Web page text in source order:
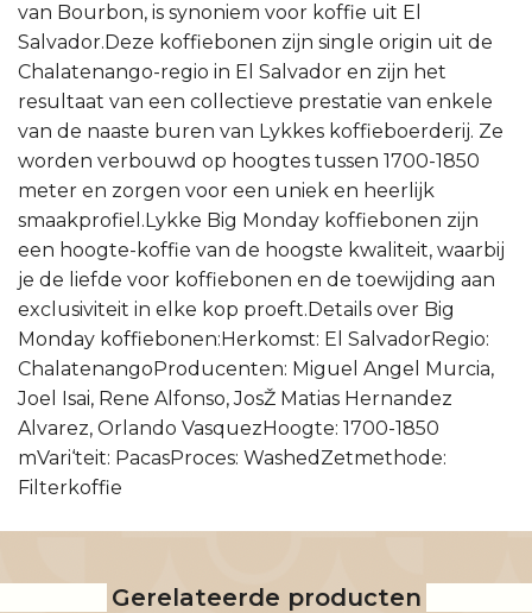
van Bourbon, is synoniem voor koffie uit El
Salvador.Deze koffiebonen zijn single origin uit de
Chalatenango-regio in El Salvador en zijn het
resultaat van een collectieve prestatie van enkele
van de naaste buren van Lykkes koffieboerderij. Ze
worden verbouwd op hoogtes tussen 1700-1850
meter en zorgen voor een uniek en heerlijk
smaakprofiel.Lykke Big Monday koffiebonen zijn
een hoogte-koffie van de hoogste kwaliteit, waarbij
je de liefde voor koffiebonen en de toewijding aan
exclusiviteit in elke kop proeft.Details over Big
Monday koffiebonen:Herkomst: El SalvadorRegio:
ChalatenangoProducenten: Miguel Angel Murcia,
Joel Isai, Rene Alfonso, JosŽ Matias Hernandez
Alvarez, Orlando VasquezHoogte: 1700-1850
mVari‘teit: PacasProces: WashedZetmethode:
Filterkoffie
Gerelateerde producten